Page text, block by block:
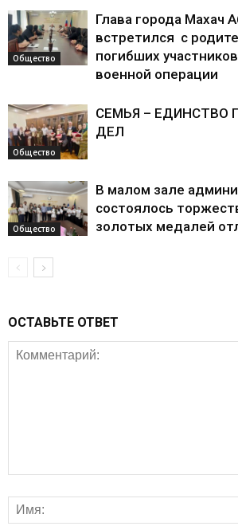
Общество
Глава города Махач
встретился с
погибших
военной операции
Общество
СЕМЬЯ – ЕДИНСТВО
ДЕЛ
Общество
В малом зале
состоялось
золотых медалей
ОСТАВЬТЕ ОТВЕТ